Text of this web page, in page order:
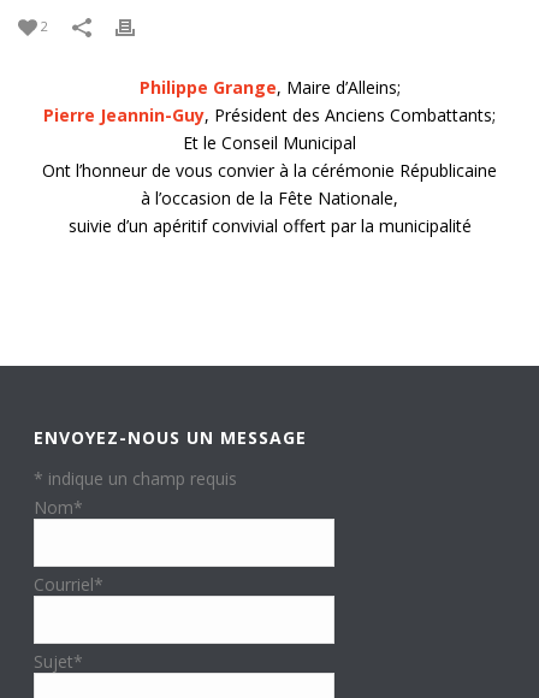
2
Philippe Grange, Maire d’Alleins;
Pierre Jeannin-Guy, Président des Anciens Combattants;
Et le Conseil Municipal
Ont l’honneur de vous convier à la cérémonie Républicaine
à l’occasion de la Fête Nationale,
suivie d’un apéritif convivial offert par la municipalité
ENVOYEZ-NOUS UN MESSAGE
* indique un champ requis
Nom*
Courriel*
Sujet*